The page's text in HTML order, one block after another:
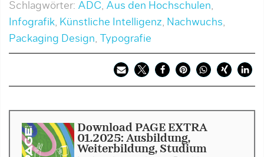
Schlagwörter: ADC, Aus den Hochschulen,
Infografik, Künstliche Intelligenz, Nachwuchs,
Packaging Design, Typografie
Download PAGE EXTRA
01.2025: Ausbildung,
Weiterbildung, Studium